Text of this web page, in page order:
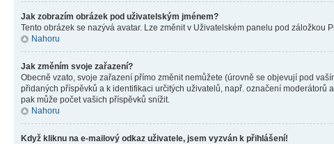
Jak zobrazím obrázek pod uživatelským jménem?
Tento obrázek se nazývá avatar. Lze změnit v Uživatelském panelu pod
Nahoru
Jak změním svoje zařazení?
Obecně vzato, svoje zařazení přímo změnit nemůžete (úrovně se objevují pod
přidaných příspěvků a k identifikaci určitých uživatelů, např. označení
pak může počet vašich příspěvků snížit.
Nahoru
Když kliknu na e-mailový odkaz uživatele, jsem vyzván k přihlášení!